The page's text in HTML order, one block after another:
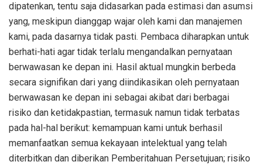
dipatenkan, tentu saja didasarkan pada estimasi dan asumsi
yang, meskipun dianggap wajar oleh kami dan manajemen
kami, pada dasarnya tidak pasti. Pembaca diharapkan untuk
berhati-hati agar tidak terlalu mengandalkan pernyataan
berwawasan ke depan ini. Hasil aktual mungkin berbeda
secara signifikan dari yang diindikasikan oleh pernyataan
berwawasan ke depan ini sebagai akibat dari berbagai
risiko dan ketidakpastian, termasuk namun tidak terbatas
pada hal-hal berikut: kemampuan kami untuk berhasil
memanfaatkan semua kekayaan intelektual yang telah
diterbitkan dan diberikan Pemberitahuan Persetujuan; risiko